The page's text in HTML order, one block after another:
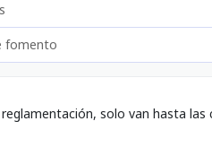
fomento
solo van hasta